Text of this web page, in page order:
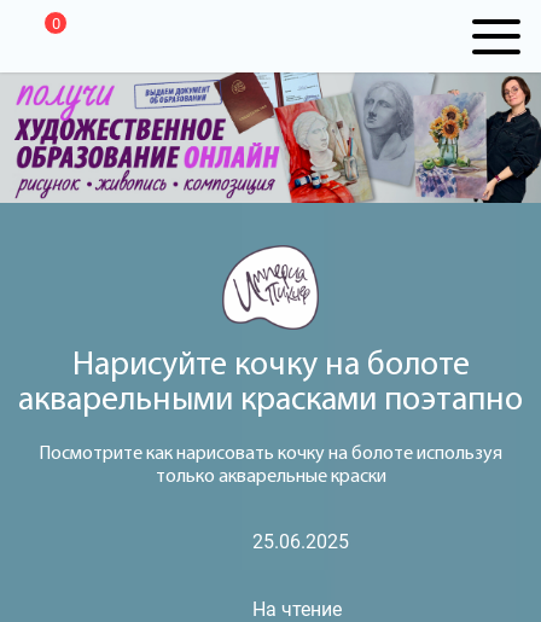
0
Нарисуйте кочку на болоте
акварельными красками поэтапно
Посмотрите как нарисовать кочку на болоте используя
только акварельные краски
25.06.2025
На чтение